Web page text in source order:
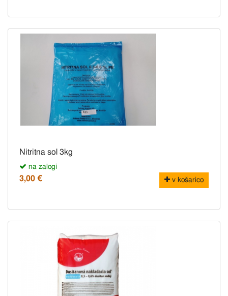
Nitritna sol 3kg
na zalogi
3,00 € v košarico